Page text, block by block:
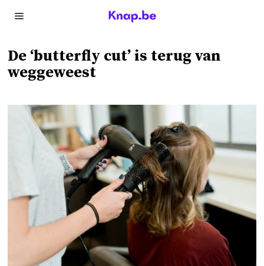
De ‘butterfly cut’ is terug van
weggeweest